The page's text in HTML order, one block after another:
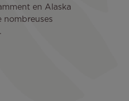
en Alaska
nombreuses